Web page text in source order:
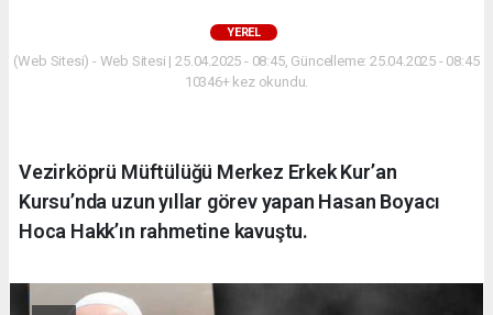
YEREL
(Web Sitesi) - Web Sitesi | 25.04.2025 - 08:45, Güncelleme: 25.04.2025 - 08:45
10346+ kez okundu.
Vezirköprü Müftülüğü Merkez Erkek Kur’an
Kursu’nda uzun yıllar görev yapan Hasan Boyacı
Hoca Hakk’ın rahmetine kavuştu.